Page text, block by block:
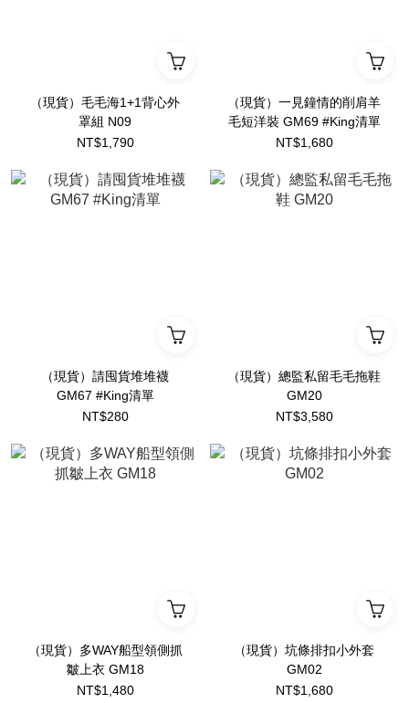
（現貨）毛毛海1+1背心外
罩組 N09
NT$1,790
（現貨）一見鐘情的削肩羊
毛短洋裝 GM69 #King清單
NT$1,680
（現貨）請囤貨堆堆襪
GM67 #King清單
NT$280
（現貨）總監私留毛毛拖鞋
GM20
NT$3,580
（現貨）多WAY船型領側抓
皺上衣 GM18
NT$1,480
（現貨）坑條排扣小外套
GM02
NT$1,680